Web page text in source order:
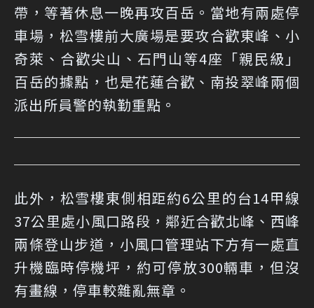
帶，等著休息一晚再攻百岳。當地有兩處停
車場，松雪樓前大廣場是要攻合歡東峰、小
奇萊、合歡尖山、石門山等4座「親民級」
百岳的據點，也是花蓮合歡、南投翠峰兩個
派出所員警的執勤重點。
此外，松雪樓東側相距約6公里的台14甲線
37公里處小風口路段，鄰近合歡北峰、西峰
兩條登山步道，小風口管理站下方有一處直
升機臨時停機坪，約可停放300輛車，但沒
有畫線，停車較雜亂無章。